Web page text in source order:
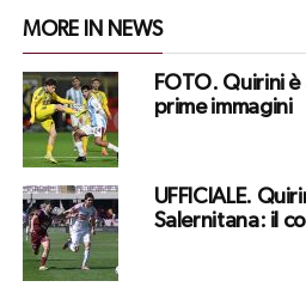
MORE IN NEWS
FOTO. Quirini
prime immagini
UFFICIALE.
Salernitana: il